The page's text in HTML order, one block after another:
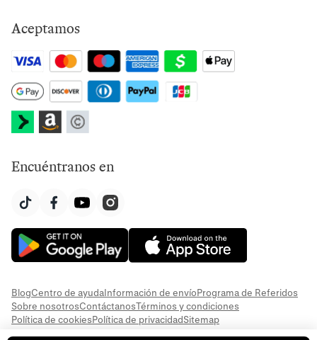
Aceptamos
Encuéntranos en
BlogCentro de ayudaInformación de envíoPrograma de Referidos
Sobre nosotrosContáctanosTérminos y condiciones
Política de cookiesPolítica de privacidadSitemap